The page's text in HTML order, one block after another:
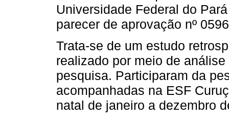
Universidade Federal do
parecer de aprovação nº
Trata-se de um estudo
realizado por meio de
pesquisa. Participaram da
acompanhadas na ESF
natal de janeiro a dezembro